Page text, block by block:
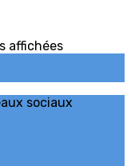
affichées
sociaux